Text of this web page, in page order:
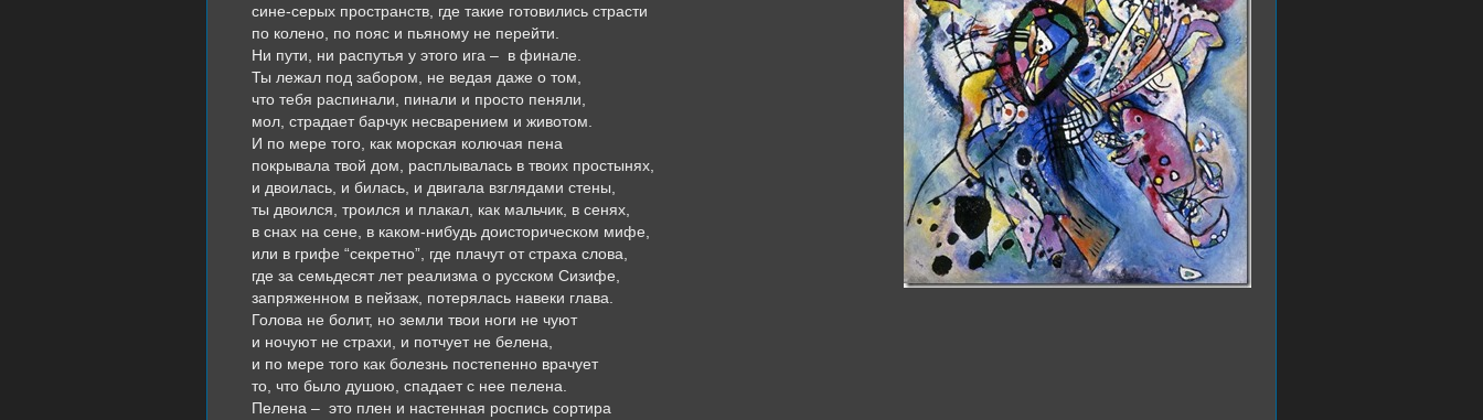
сине-серых пространств, где такие готовились страсти
по колено, по пояс и пьяному не перейти.
Ни пути, ни распутья у этого ига – в финале.
Ты лежал под забором, не ведая даже о том,
что тебя распинали, пинали и просто пеняли,
мол, страдает барчук несварением и животом.
И по мере того, как морская колючая пена
покрывала твой дом, расплывалась в твоих простынях,
и двоилась, и билась, и двигала взглядами стены,
ты двоился, троился и плакал, как мальчик, в сенях,
в снах на сене, в каком-нибудь доисторическом мифе,
или в грифе “секретно”, где плачут от страха слова,
где за семьдесят лет реализма о русском Сизифе,
запряженном в пейзаж, потерялась навеки глава.
Голова не болит, но земли твои ноги не чуют
и ночуют не страхи, и потчует не белена,
и по мере того как болезнь постепенно врачует
то, что было душою, спадает с нее пелена.
Пелена – это плен и настенная роспись сортира